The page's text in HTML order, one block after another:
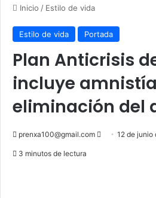
Inicio / Estilo de vida
Estilo de vida Portada
Plan Anticrisis
incluye
eliminación del
prenxa100@gmail.com
Send12 de junio
3 minutos de lectura